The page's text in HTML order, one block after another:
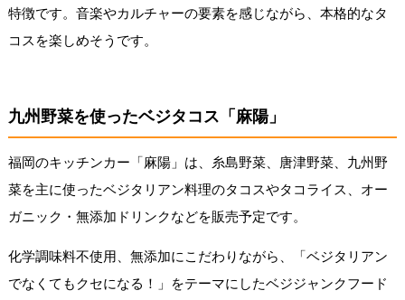
特徴です。音楽やカルチャーの要素を感じながら、本格的なタ
コスを楽しめそうです。
九州野菜を使ったベジタコス「麻陽」
福岡のキッチンカー「麻陽」は、糸島野菜、唐津野菜、九州野
菜を主に使ったベジタリアン料理のタコスやタコライス、オー
ガニック・無添加ドリンクなどを販売予定です。
化学調味料不使用、無添加にこだわりながら、「ベジタリアン
でなくてもクセになる！」をテーマにしたベジジャンクフード